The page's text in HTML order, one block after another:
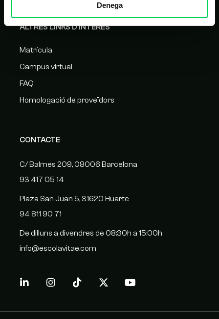
Denega
ALTRES LINKS D'INTERÈS
Matrícula
Campus virtual
FAQ
Homologació de proveïdors
CONTACTE
C/ Balmes 209, 08006 Barcelona
93 417 05 14
Plaza San Juan 5, 31620 Huarte
94 811 90 71
De dilluns a divendres de 08:30h a 15:00h
info@escolavitae.com